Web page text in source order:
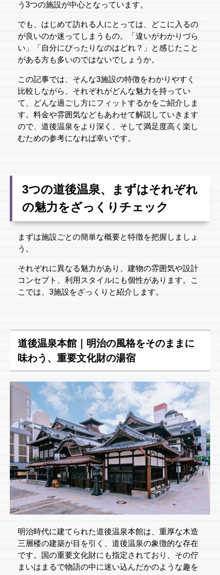
う3つの施設が中心となっています。
でも、はじめて訪れる人にとっては、どこに入るの
が良いのか迷ってしまうもの。「違いがわかりづら
い」「自分にぴったりなのはどれ？」と感じたこと
がある方も多いのではないでしょうか。
この記事では、そんな3施設の特徴をわかりやすく
比較しながら、それぞれがどんな魅力を持ってい
て、どんな過ごし方にフィットするかをご紹介しま
す。料金や雰囲気などもあわせて解説していきます
ので、道後温泉をより深く、そして満足度高く楽し
むための参考になれば幸いです。
3つの道後温泉、まずはそれぞれ
の魅力をざっくりチェック
まずは施設ごとの簡単な概要と特徴を把握しましょ
う。
それぞれに異なる魅力があり、建物の雰囲気や設計
コンセプト、利用スタイルにも個性があります。こ
こでは、3施設をざっくりと紹介します。
道後温泉本館｜明治の風格をそのままに
味わう、重要文化財の湯宿
明治時代に建てられた道後温泉本館は、重厚な木造
三層楼の建築が目を引く、道後温泉の象徴的な存在
です。国の重要文化財にも指定されており、その佇
まいはまるで物語の中に迷い込んだかのような趣を